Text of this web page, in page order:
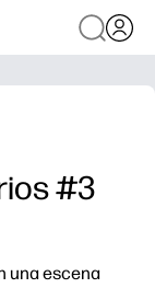
#3
una escena